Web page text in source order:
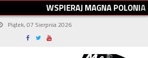
WSPIERAJMAGNAPOLONIA
Piątek, 07 Sierpnia 2026